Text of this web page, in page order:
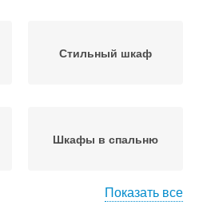
Стильный шкаф
Шкафы в спальню
Показать все